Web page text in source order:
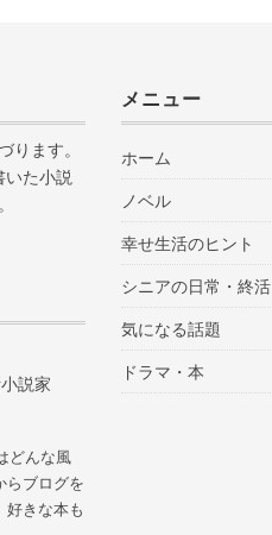
ります。
いた小説
説家
どんな風
らブログを
好きな本も
メニュー
ホーム
ノベル
幸せ生活のヒント
シニアの日常・終活
気になる話題
ドラマ・本